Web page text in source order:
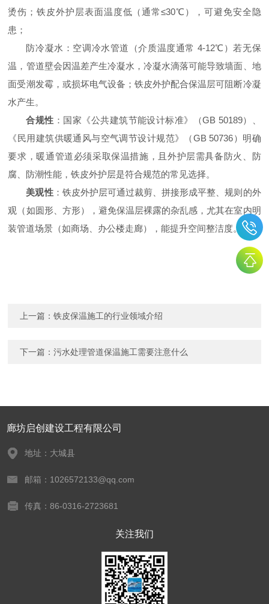
烫伤；铁皮外护层表面温度低（通常≤30℃），可避免安全隐
患；
防冷凝水：空调冷水管道（介质温度通常 4-12℃）若无保
温，管道壁会因温差产生冷凝水，冷凝水滴落可能导致墙面、地
面受潮发霉，或损坏电气设备；铁皮外护配合保温层可阻断冷凝
水产生。
合规性 ：国家《公共建筑节能设计标准》（GB 50189）、
《民用建筑供暖通风与空气调节设计规范》（GB 50736）明确
要求，暖通管道必须采取保温措施，且外护层需具备防火、防
腐、防潮性能，铁皮外护层是符合规范的常见选择。
美观性：铁皮外护层可通过裁剪、拼接形成平整、规则的外
观（如圆形、方形），避免保温层裸露的杂乱感，尤其在室内明
装管道场景（如商场、办公楼走廊），能提升空间整洁度。
上一篇：铁皮保温施工的行业领域介绍
下一篇：污水处理管道保温施工需要注意什么
廊坊启创建设工程有限公司
地址：大城县
邮箱：1026572133@qq.com
传真：86-0316-2723681
关注我们